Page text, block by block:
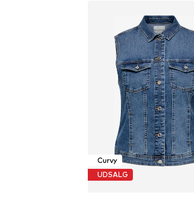
Curvy
UDSALG